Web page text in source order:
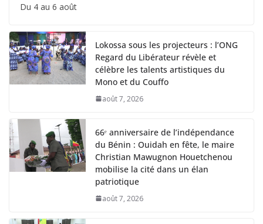
Du 4 au 6 août
Lokossa sous les projecteurs : l’ONG
Regard du Libérateur révèle et
célèbre les talents artistiques du
Mono et du Couffo
août 7, 2026
66ᵉ anniversaire de l’indépendance
du Bénin : Ouidah en fête, le maire
Christian Mawugnon Houetchenou
mobilise la cité dans un élan
patriotique
août 7, 2026